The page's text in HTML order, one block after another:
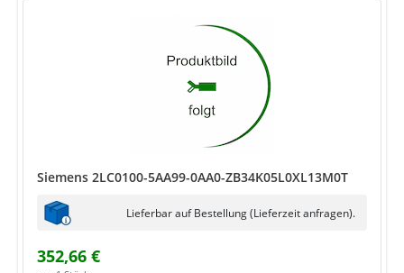
Siemens 2LC0100-5AA99-0AA0-ZB34K05L0XL13M0T
Lieferbar auf Bestellung (Lieferzeit anfragen).
352,66 €